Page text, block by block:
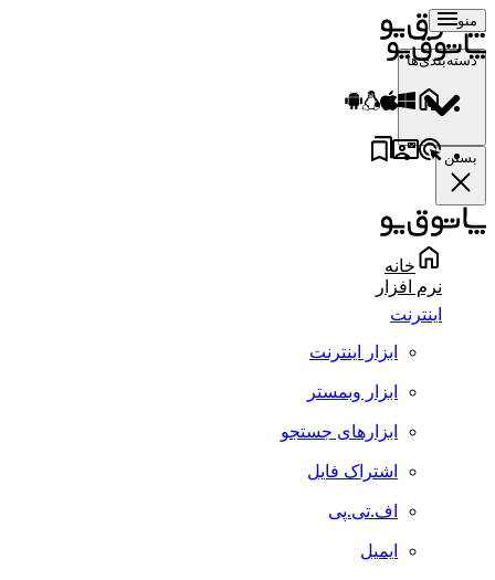
منو
دسته‌بندی‌ها
بستن
خانه
نرم افزار
اینترنت
ابزار اینترنت
ابزار وبمستر
ابزارهای جستجو
اشتراک فایل
اف.تی.پی
ایمیل